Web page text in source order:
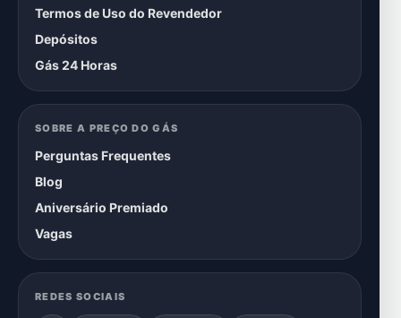
Termos de Uso do Revendedor
Depósitos
Gás 24 Horas
SOBRE A PREÇO DO GÁS
Perguntas Frequentes
Blog
Aniversário Premiado
Vagas
REDES SOCIAIS